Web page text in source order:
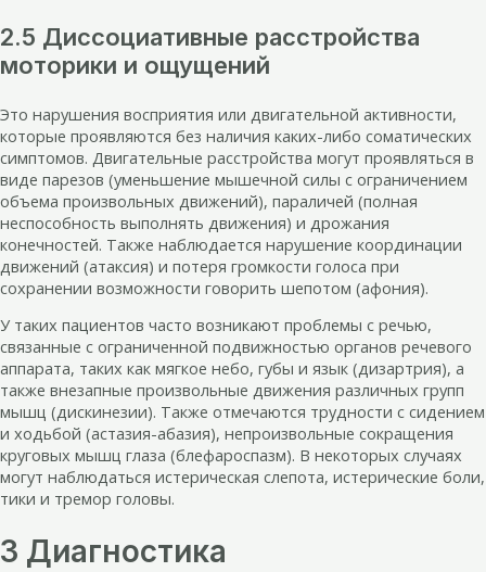
2.5 Диссоциативные расстройства
моторики и ощущений
Это нарушения восприятия или двигательной активности,
которые проявляются без наличия каких-либо соматических
симптомов. Двигательные расстройства могут проявляться в
виде парезов (уменьшение мышечной силы с ограничением
объема произвольных движений), параличей (полная
неспособность выполнять движения) и дрожания
конечностей. Также наблюдается нарушение координации
движений (атаксия) и потеря громкости голоса при
сохранении возможности говорить шепотом (афония).
У таких пациентов часто возникают проблемы с речью,
связанные с ограниченной подвижностью органов речевого
аппарата, таких как мягкое небо, губы и язык (дизартрия), а
также внезапные произвольные движения различных групп
мышц (дискинезии). Также отмечаются трудности с сидением
и ходьбой (астазия-абазия), непроизвольные сокращения
круговых мышц глаза (блефароспазм). В некоторых случаях
могут наблюдаться истерическая слепота, истерические боли,
тики и тремор головы.
3 Диагностика